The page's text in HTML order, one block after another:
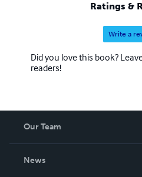
Ratings &
Write a
Did you love this book?
readers!
Our Team
News